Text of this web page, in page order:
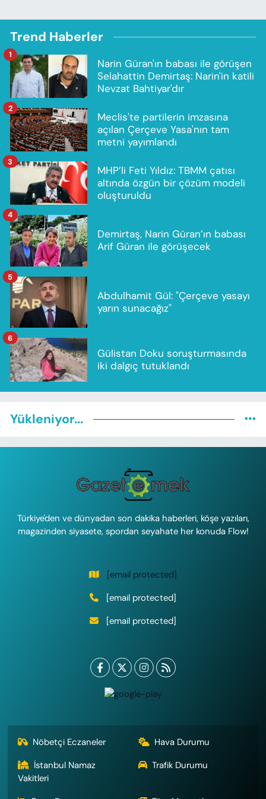
Trend Haberler
Narin Güran'ın babası ile görüşen
Selahattin Demirtaş: Narin'in katili
Nevzat Bahtiyar'dır
1
Meclis'te partilerin imzasına
açılan Çerçeve Yasa'nın tam
metni yayımlandı
2
MHP’li Feti Yıldız: TBMM çatısı
altında özgün bir çözüm modeli
oluşturuldu
3
Demirtaş, Narin Güran’ın babası
Arif Güran ile görüşecek
4
Abdulhamit Gül: "Çerçeve yasayı
yarın sunacağız"
5
Gülistan Doku soruşturmasında
iki dalgıç tutuklandı
6
Yükleniyor...
Türkiye'den ve dünyadan son dakika haberleri, köşe yazıları,
magazinden siyasete, spordan seyahate her konuda Flow!
[email protected]
[email protected]
[email protected]
Nöbetçi Eczaneler
Hava Durumu
İstanbul Namaz
Vakitleri
Trafik Durumu